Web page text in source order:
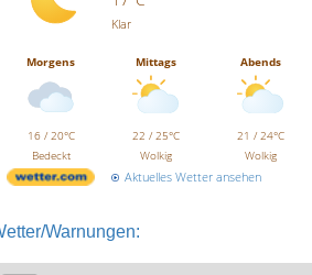
Klar
Morgens
16 / 20°C
Bedeckt
Mittags
22 / 25°C
Wolkig
Abends
21 / 24°C
Wolkig
Aktuelles Wetter ansehen
Warnungen: